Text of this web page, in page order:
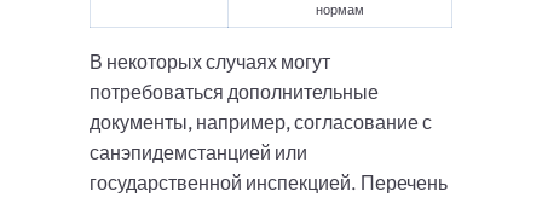
нормам
В некоторых случаях могут
потребоваться дополнительные
документы, например, согласование с
санэпидемстанцией или
государственной инспекцией. Перечень